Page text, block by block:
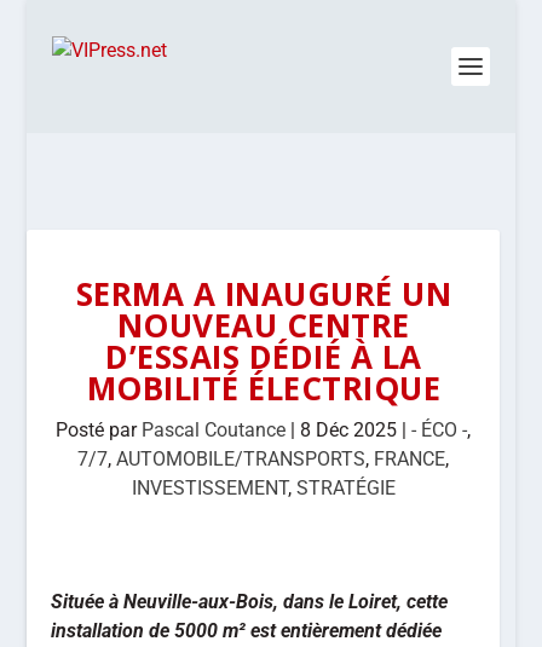
SERMA A INAUGURÉ UN
NOUVEAU CENTRE
D’ESSAIS DÉDIÉ À LA
MOBILITÉ ÉLECTRIQUE
Posté par Pascal Coutance | 8 Déc 2025 |- ÉCO -,
7/7,AUTOMOBILE/TRANSPORTS, FRANCE,
INVESTISSEMENT, STRATÉGIE
Située à Neuville-aux-Bois, dans le Loiret, cette
installation de 5000 m² est entièrement dédiée